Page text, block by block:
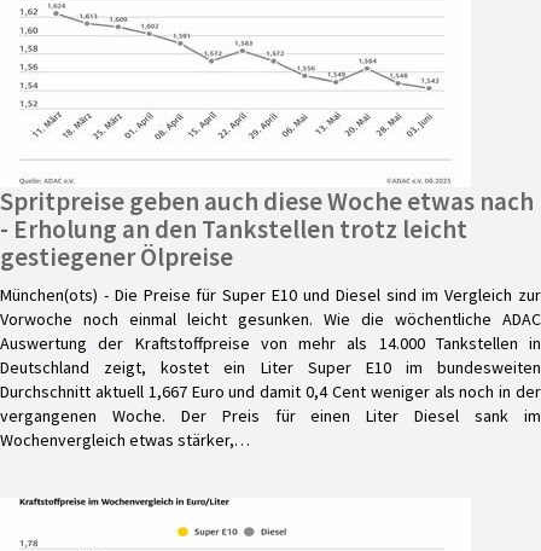
Spritpreise geben auch diese Woche etwas nach
- Erholung an den Tankstellen trotz leicht
gestiegener Ölpreise
München(ots) - Die Preise für Super E10 und Diesel sind im Vergleich zur
Vorwoche noch einmal leicht gesunken. Wie die wöchentliche ADAC
Auswertung der Kraftstoffpreise von mehr als 14.000 Tankstellen in
Deutschland zeigt, kostet ein Liter Super E10 im bundesweiten
Durchschnitt aktuell 1,667 Euro und damit 0,4 Cent weniger als noch in der
vergangenen Woche. Der Preis für einen Liter Diesel sank im
Wochenvergleich etwas stärker,…